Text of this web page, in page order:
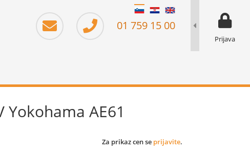
01 759 15 00
prikaz za
Prijava
Yokohama AE61
Za prikaz cen se prijavite.